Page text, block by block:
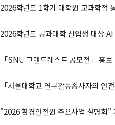
2026학년도 1학기 대학원 교과학점
2026학년도 공과대학 신입생 대상
「SNU 그랜드퀘스트 공모전」 홍보
「서울대학교 연구활동종사자의 안
"2026 환경안전원 주요사업 설명회"